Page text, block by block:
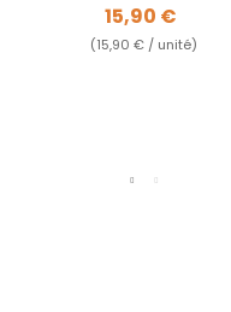
Prix
15,90 €
(15,90 € / unité)